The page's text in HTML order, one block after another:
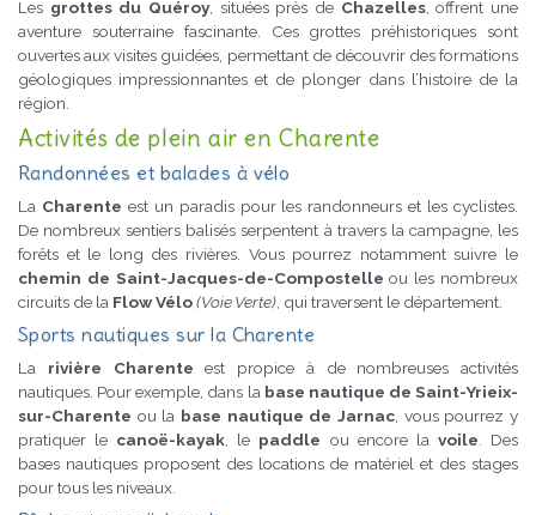
Les grottes du Quéroy, situées près de Chazelles, offrent une
aventure souterraine fascinante. Ces grottes préhistoriques sont
ouvertes aux visites guidées, permettant de découvrir des formations
géologiques impressionnantes et de plonger dans l’histoire de la
région.
Activités de plein air en Charente
Randonnées et balades à vélo
La Charente est un paradis pour les randonneurs et les cyclistes.
De nombreux sentiers balisés serpentent à travers la campagne, les
forêts et le long des rivières. Vous pourrez notamment suivre le
chemin de Saint-Jacques-de-Compostelle ou les nombreux
circuits de la Flow Vélo(Voie Verte), qui traversent le département.
Sports nautiques sur la Charente
La rivière Charente est propice à de nombreuses activités
nautiques. Pour exemple, dans la base nautique de Saint-Yrieix-
sur-Charente ou la base nautique de Jarnac, vous pourrez y
pratiquer le canoë-kayak, le paddle ou encore la voile. Des
bases nautiques proposent des locations de matériel et des stages
pour tous les niveaux.